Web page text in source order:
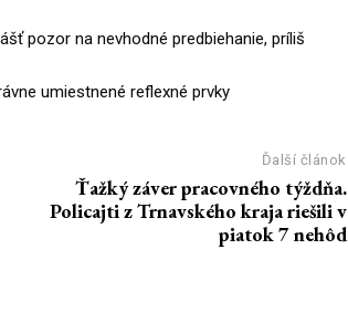
pozor na nevhodné predbiehanie, príliš
umiestnené reflexné prvky
Ďalší článok
Ťažký záver pracovného týždňa.
Policajti z Trnavského kraja riešili v
piatok 7 nehôd